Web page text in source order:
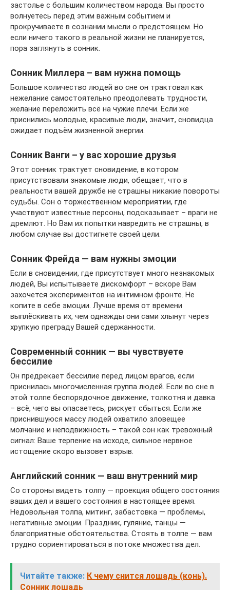
застолье с большим количеством народа. Вы просто
волнуетесь перед этим важным событием и
прокручиваете в сознании мысли о предстоящем. Но
если ничего такого в реальной жизни не планируется,
пора заглянуть в сонник.
Сонник Миллера – вам нужна помощь
Большое количество людей во сне он трактовал как
нежелание самостоятельно преодолевать трудности,
желание переложить всё на чужие плечи. Если же
приснились молодые, красивые люди, значит, сновидца
ожидает подъём жизненной энергии.
Сонник Ванги – у вас хорошие друзья
Этот сонник трактует сновидение, в котором
присутствовали знакомые люди, обещает, что в
реальности вашей дружбе не страшны никакие повороты
судьбы. Сон о торжественном мероприятии, где
участвуют известные персоны, подсказывает – враги не
дремлют. Но Вам их попытки навредить не страшны, в
любом случае вы достигнете своей цели.
Сонник Фрейда — вам нужны эмоции
Если в сновидении, где присутствует много незнакомых
людей, Вы испытываете дискомфорт – вскоре Вам
захочется экспериментов на интимном фронте. Не
копите в себе эмоции. Лучше время от времени
выплёскивать их, чем однажды они сами хлынут через
хрупкую преграду Вашей сдержанности.
Современный сонник — вы чувствуете
бессилие
Он предрекает бессилие перед лицом врагов, если
приснилась многочисленная группа людей. Если во сне в
этой толпе беспорядочное движение, толкотня и давка
– всё, чего вы опасаетесь, рискует сбыться. Если же
приснившуюся массу людей охватило зловещее
молчание и неподвижность – такой сон как тревожный
сигнал: Ваше терпение на исходе, сильное нервное
истощение скоро вызовет взрыв.
Английский сонник — ваш внутренний мир
Со стороны видеть толпу — проекция общего состояния
ваших дел и вашего состояния в настоящее время.
Недовольная толпа, митинг, забастовка — проблемы,
негативные эмоции. Праздник, гуляние, танцы —
благоприятные обстоятельства. Стоять в толпе — вам
трудно сориентироваться в потоке множества дел.
Читайте также: К чему снится лошадь (конь).
Сонник лошадь